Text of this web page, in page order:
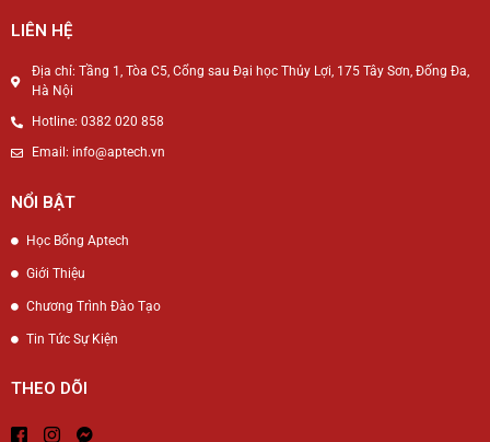
LIÊN HỆ
Địa chỉ: Tầng 1, Tòa C5, Cổng sau Đại học Thủy Lợi, 175 Tây Sơn, Đống Đa,
Hà Nội
Hotline: 0382 020 858
Email: info@aptech.vn
NỔI BẬT
Học Bổng Aptech
Giới Thiệu
Chương Trình Đào Tạo
Tin Tức Sự Kiện
THEO DÕI